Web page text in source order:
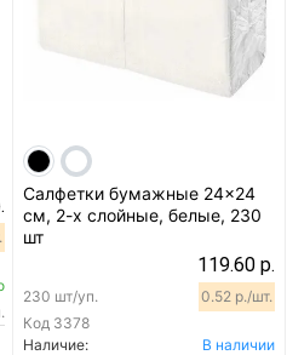
Салфетки бумажные 24x24
см, 2-х слойные, белые, 230
шт
119.60 р.
Код 3378
230 шт/уп. 0.52 р./шт.
Наличие:
В наличии